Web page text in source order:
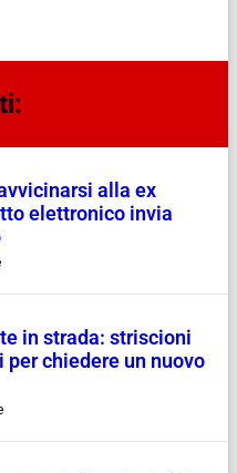
alla ex
elettronico invia
in strada: striscioni
chiedere un nuovo